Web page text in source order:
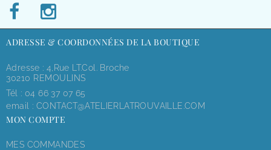
ADRESSE & COORDONNÉES DE LA BOUTIQUE
Adresse : 4,rue LT.Col. Broche
30210 REMOULINS
Tél : 04 66 37 07 65
email : CONTACT@ATELIERLATROUVAILLE.COM
MON COMPTE
MES COMMANDES